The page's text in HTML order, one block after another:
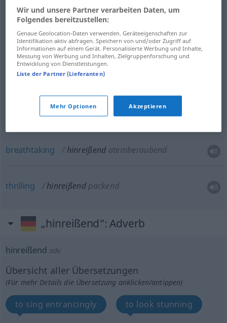
enchanting hinreißend begeisternd
delightful hinreißend entzückend
fascinating hinreißend faszinierend
overpowering hinreißend überwältigend
breathtaking hinreißend atemberaubend
thrilling hinreißend packend
„hinreißend“: Adverb
hinreißend adv
Übersicht aller Übersetzungen
(Für mehr Details die Übersetzung anklicken/antippen)
to sing entrancingly to look stunning
Wir und unsere Partner verarbeiten Daten, um
Folgendes bereitzustellen:
Genaue Geolocation-Daten verwenden. Geräteeigenschaften zur
Identifikation aktiv abfragen. Speichern von und/oder Zugriff auf
Informationen auf einem Gerät. Personalisierte Werbung und Inhalte,
Messung von Werbung und Inhalten, Zielgruppenforschung und
Entwicklung von Dienstleistungen.
Liste der Partner (Lieferanten)
Mehr Optionen Akzeptieren